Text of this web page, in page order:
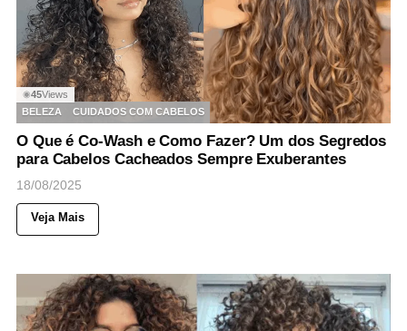
◉45Views
BELEZA
CUIDADOS COM CABELOS
O Que é Co-Wash e Como Fazer? Um dos Segredos
para Cabelos Cacheados Sempre Exuberantes
18/08/2025
Veja Mais